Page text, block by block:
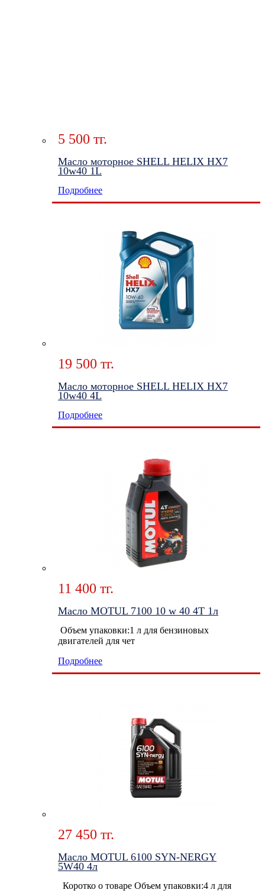
5 500 тг.
Масло моторное SHELL HELIX HX7
10w40 1L
Подробнее
19 500 тг.
Масло моторное SHELL HELIX HX7
10w40 4L
Подробнее
11 400 тг.
Масло MOTUL 7100 10 w 40 4T 1л
Объем упаковки:1 л для бензиновых
двигателей для чет
Подробнее
27 450 тг.
Масло MOTUL 6100 SYN-NERGY
5W40 4л
Коротко о товаре Объем упаковки:4 л для